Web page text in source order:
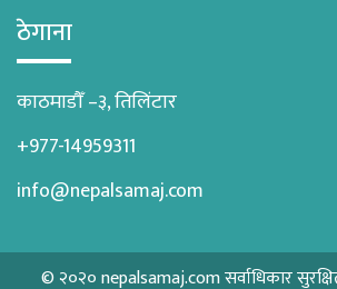
ठेगाना
काठमाडौँ –३, तिलिंटार
+977-14959311
info@nepalsamaj.com
© २०२० nepalsamaj.com सर्वाधिकार